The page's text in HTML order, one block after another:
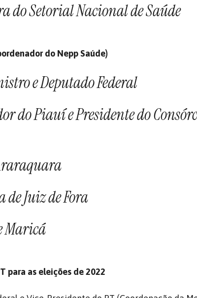
do Setorial Nacional de Saúde
do Nepp Saúde)
e Deputado Federal
do Piauí e Presidente do
de Juiz de Fora
Maricá
para as eleições de 2022